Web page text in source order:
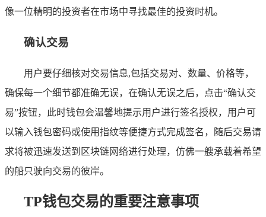
像一位精明的投资者在市场中寻找最佳的投资时机。
确认交易
用户要仔细核对交易信息,包括交易对、数量、价格等，
确保每一个细节都准确无误，在确认无误之后，点击“确认交
易”按钮，此时钱包会温馨地提示用户进行签名授权，用户可
以输入钱包密码或使用指纹等便捷方式完成签名，随后交易请
求将被迅速发送到区块链网络进行处理，仿佛一艘承载着希望
的船只驶向交易的彼岸。
TP钱包交易的重要注意事项